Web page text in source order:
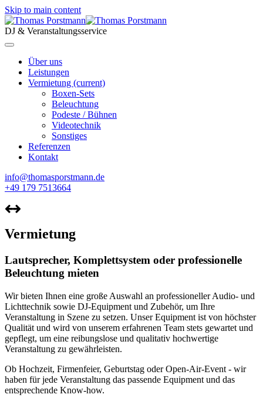
Skip to main content
DJ & Veranstaltungsservice
Über uns
Leistungen
Vermietung (current)
Boxen-Sets
Beleuchtung
Podeste / Bühnen
Videotechnik
Sonstiges
Referenzen
Kontakt
info@thomasporstmann.de
+49 179 7513664
Vermietung
Lautsprecher, Komplettsystem oder professionelle
Beleuchtung mieten
Wir bieten Ihnen eine große Auswahl an professioneller Audio- und
Lichttechnik sowie DJ-Equipment und Zubehör, um Ihre
Veranstaltung in Szene zu setzen. Unser Equipment ist von höchster
Qualität und wird von unserem erfahrenen Team stets gewartet und
gepflegt, um eine reibungslose und qualitativ hochwertige
Veranstaltung zu gewährleisten.
Ob Hochzeit, Firmenfeier, Geburtstag oder Open-Air-Event - wir
haben für jede Veranstaltung das passende Equipment und das
entsprechende Know-how.